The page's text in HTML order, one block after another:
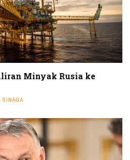
Minyak Rusia ke
SINAGA